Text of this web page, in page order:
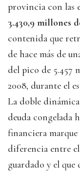
provincia con las
3.430,9 millones
contenida que
de hace más de
del pico de 5.457
2008, durante el
La doble
deuda congelada
financiera
diferencia entre
guardado y el